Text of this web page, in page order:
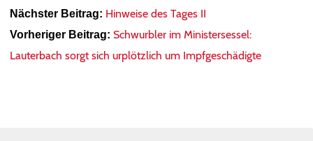
Nächster Beitrag: Hinweise des Tages II
Vorheriger Beitrag: Schwurbler im Ministersessel:
Lauterbach sorgt sich urplötzlich um Impfgeschädigte